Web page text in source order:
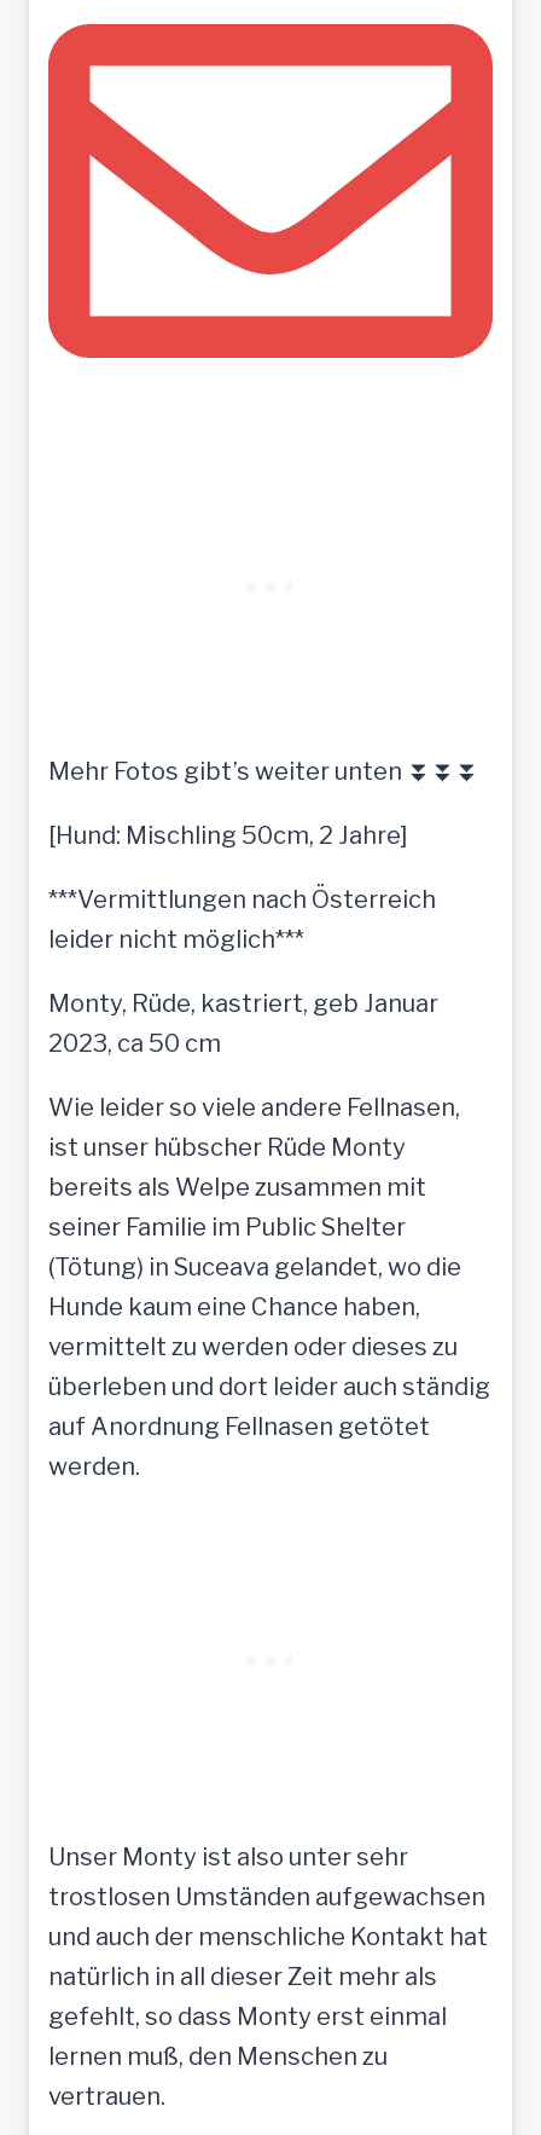
Mehr Fotos gibt’s weiter unten ⏬⏬⏬
[Hund: Mischling 50cm, 2 Jahre]
***Vermittlungen nach Österreich
leider nicht möglich***
Monty, Rüde, kastriert, geb Januar
2023, ca 50 cm
Wie leider so viele andere Fellnasen,
ist unser hübscher Rüde Monty
bereits als Welpe zusammen mit
seiner Familie im Public Shelter
(Tötung) in Suceava gelandet, wo die
Hunde kaum eine Chance haben,
vermittelt zu werden oder dieses zu
überleben und dort leider auch ständig
auf Anordnung Fellnasen getötet
werden.
Unser Monty ist also unter sehr
trostlosen Umständen aufgewachsen
und auch der menschliche Kontakt hat
natürlich in all dieser Zeit mehr als
gefehlt, so dass Monty erst einmal
lernen muß, den Menschen zu
vertrauen.